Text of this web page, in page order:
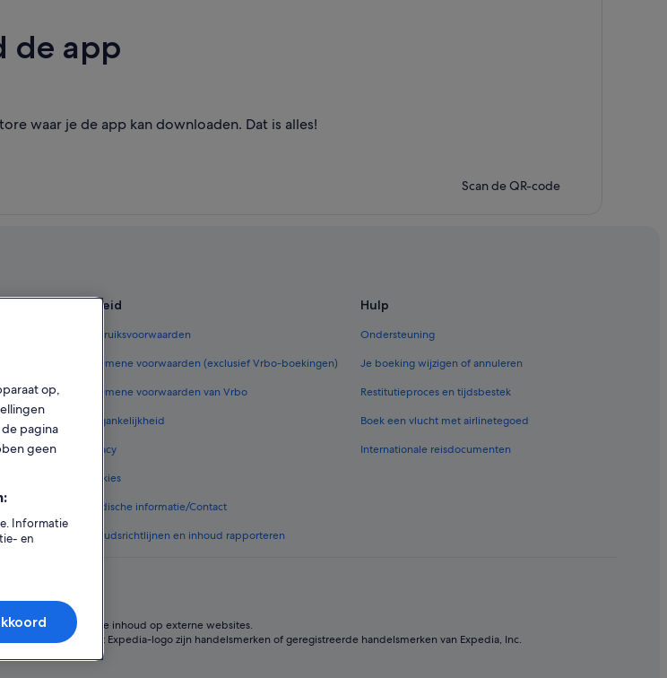
de app
waar je de app kan downloaden. Dat is alles!
Scan de QR-code
Beleid
Gebruiksvoorwaarden
Algemene voorwaarden (exclusief Vrbo-boekingen)
Algemene voorwaarden van Vrbo
Toegankelijkheid
Privacy
Cookies
Juridische informatie/Contact
Inhoudsrichtlijnen en inhoud rapporteren
Hulp
Ondersteuning
Je boeking wijzigen of annuleren
Restitutieproces en tijdsbestek
Boek een vlucht met airlinetegoed
Internationale reisdocumenten
voor de inhoud op externe websites.
Expedia en het Expedia-logo zijn handelsmerken of geregistreerde handelsmerken van Expedia, Inc.
op,
pagina
geen
Informatie
en